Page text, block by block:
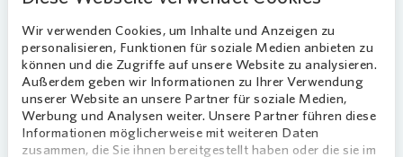
Wir verwenden Cookies, um Inhalte und Anzeigen zu
personalisieren, Funktionen für soziale Medien anbieten zu
können und die Zugriffe auf unsere Website zu analysieren.
Außerdem geben wir Informationen zu Ihrer Verwendung
unserer Website an unsere Partner für soziale Medien,
Werbung und Analysen weiter. Unsere Partner führen diese
Informationen möglicherweise mit weiteren Daten
zusammen, die Sie ihnen bereitgestellt haben oder die sie im
Bereits Ende April starteteVonoviamit
Pflanzaktionen in Pieschen, Leuben und
Laubegast. Anfang Mai folgten weitere Termine
in der Südvorstadt sowie in Seidnitz. Insgesamt
verschenkteVonoviafast 3.000 Pflanzen,
darunter Geranien, Petunien, Kapkörbchen,